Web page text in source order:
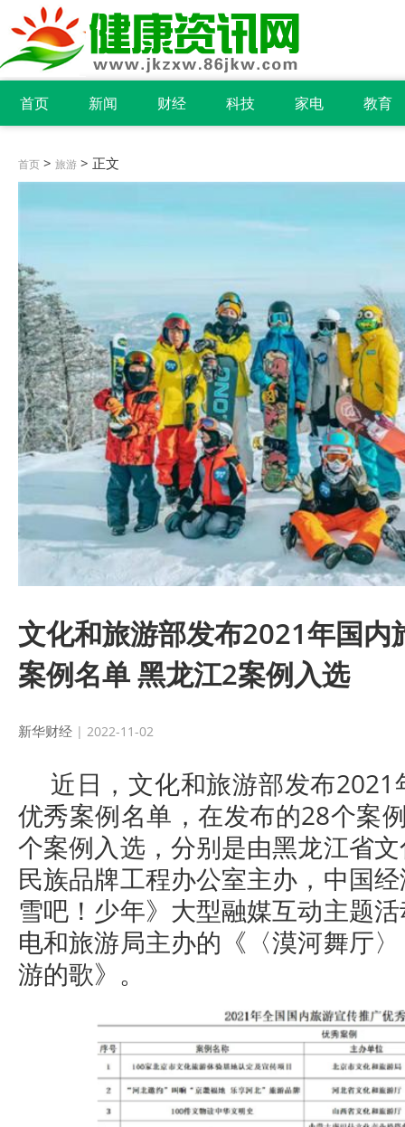
首页 新闻 财经 科技 家电 教育
首页 > 旅游 > 正文
文化和旅游部发布2021年国内
案例名单 黑龙江2案例入选
新华财经 | 2022-11-02
近日，文化和旅游部发布
优秀案例名单，在发布的28个案
个案例入选，分别是由黑龙江省
民族品牌工程办公室主办，中国
雪吧！少年》大型融媒互动主题
电和旅游局主办的《〈漠河舞厅
游的歌》。